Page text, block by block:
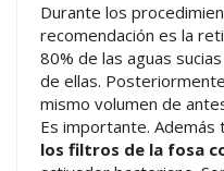
Durante los
recomendación es la
80% de las aguas
de ellas.
mismo volumen de
Es importante. Además
los filtros de la fosa